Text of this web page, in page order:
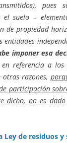
pues
el suelo –
de propiedad
entidades
imponer esa
referencia a los
razones,
participación
dicho, no es
Ley de residuos y